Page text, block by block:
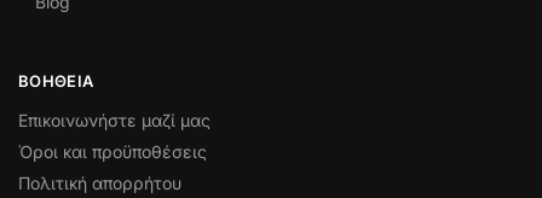
ΒΟΉΘΕΙΑ
Επικοινωνήστε μαζί μας
Όροι και προϋποθέσεις
Πολιτική απορρήτου